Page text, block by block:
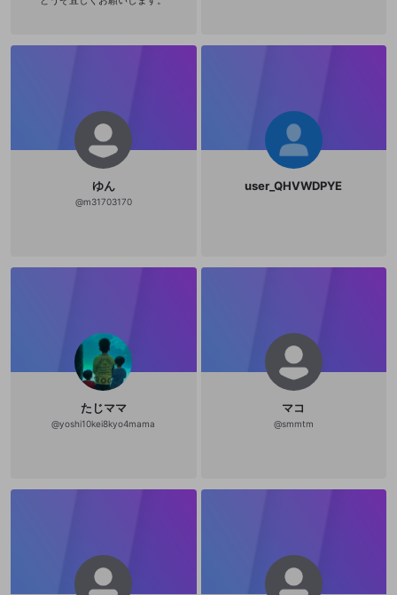
ゆん
@m31703170
user_QHVWDPYE
たじママ
@yoshi10kei8kyo4mama
マコ
@smmtm